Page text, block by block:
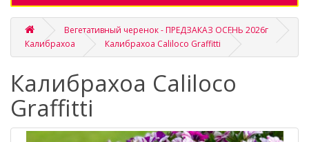
Вегетативный черенок - ПРЕДЗАКАЗ ОСЕНЬ 2026г
Калибрахоа
Калибрахоа Caliloco Graffitti
Калибрахоа Caliloco
Graffitti